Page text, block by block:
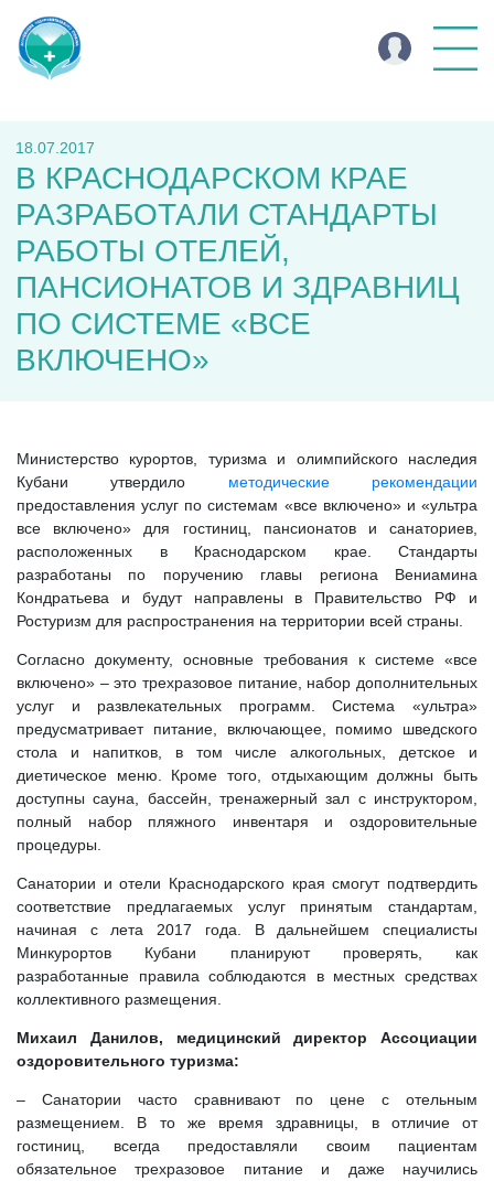
18.07.2017
В КРАСНОДАРСКОМ КРАЕ
РАЗРАБОТАЛИ СТАНДАРТЫ
РАБОТЫ ОТЕЛЕЙ,
ПАНСИОНАТОВ И ЗДРАВНИЦ
ПО СИСТЕМЕ «ВСЕ
ВКЛЮЧЕНО»
Министерство курортов, туризма и олимпийского наследия
Кубани утвердило методические рекомендации
предоставления услуг по системам «все включено» и «ультра
все включено» для гостиниц, пансионатов и санаториев,
расположенных в Краснодарском крае. Стандарты
разработаны по поручению главы региона Вениамина
Кондратьева и будут направлены в Правительство РФ и
Ростуризм для распространения на территории всей страны.
Согласно документу, основные требования к системе «все
включено» – это трехразовое питание, набор дополнительных
услуг и развлекательных программ. Система «ультра»
предусматривает питание, включающее, помимо шведского
стола и напитков, в том числе алкогольных, детское и
диетическое меню. Кроме того, отдыхающим должны быть
доступны сауна, бассейн, тренажерный зал с инструктором,
полный набор пляжного инвентаря и оздоровительные
процедуры.
Санатории и отели Краснодарского края смогут подтвердить
соответствие предлагаемых услуг принятым стандартам,
начиная с лета 2017 года. В дальнейшем специалисты
Минкурортов Кубани планируют проверять, как
разработанные правила соблюдаются в местных средствах
коллективного размещения.
Михаил Данилов, медицинский директор Ассоциации
оздоровительного туризма:
– Санатории часто сравнивают по цене с отельным
размещением. В то же время здравницы, в отличие от
гостиниц, всегда предоставляли своим пациентам
обязательное трехразовое питание и даже научились